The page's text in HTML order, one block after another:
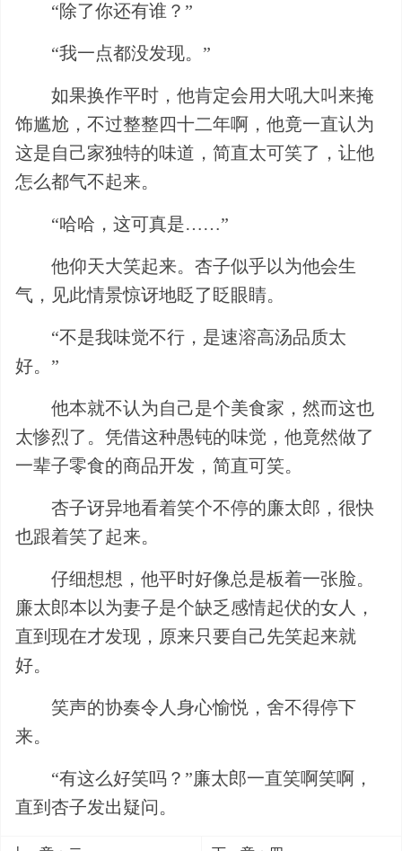
“除了你还有谁？”
“我一点都没发现。”
如果换作平时，他肯定会用大吼大叫来掩
饰尴尬，不过整整四十二年啊，他竟一直认为
这是自己家独特的味道，简直太可笑了，让他
怎么都气不起来。
“哈哈，这可真是……”
他仰天大笑起来。杏子似乎以为他会生
气，见此情景惊讶地眨了眨眼睛。
“不是我味觉不行，是速溶高汤品质太
好。”
他本就不认为自己是个美食家，然而这也
太惨烈了。凭借这种愚钝的味觉，他竟然做了
一辈子零食的商品开发，简直可笑。
杏子讶异地看着笑个不停的廉太郎，很快
也跟着笑了起来。
仔细想想，他平时好像总是板着一张脸。
廉太郎本以为妻子是个缺乏感情起伏的女人，
直到现在才发现，原来只要自己先笑起来就
好。
笑声的协奏令人身心愉悦，舍不得停下
来。
“有这么好笑吗？”廉太郎一直笑啊笑啊，
直到杏子发出疑问。